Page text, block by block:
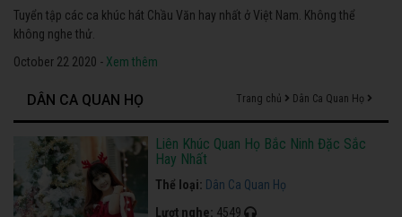
Tuyển tập các ca khúc hát Chầu Văn hay nhất ở Việt Nam. Không thể
không nghe thử.
October 22 2020 - Xem thêm
DÂN CA QUAN HỌ Trang chủ Dân Ca Quan Họ
Liên Khúc Quan Họ Bắc Ninh Đặc Sắc
Hay Nhất
Thể loại: Dân Ca Quan Họ
Lượt nghe: 4549